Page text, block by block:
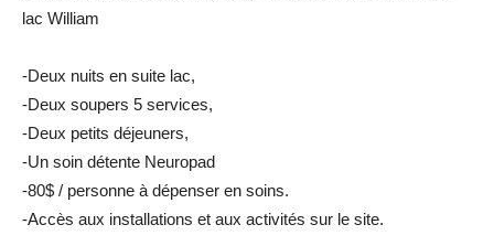
lac William
-Deux nuits en suite lac,
-Deux soupers 5 services,
-Deux petits déjeuners,
-Un soin détente Neuropad
-80$ / personne à dépenser en soins.
-Accès aux installations et aux activités sur le site.